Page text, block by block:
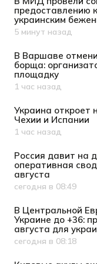
предоставлению
украинским
Дата публикации
5 минут назад
В Варшаве
борща:
площадку
Дата публикации
1 час назад
Украина откроет
Чехии и Испании
Дата публикации
1 час назад
Россия давит на
оперативная
августа
Дата публикации
сегодня в 08:49
В Центральной
Украине до +36:
августа для
Дата публикации
сегодня в 08:18